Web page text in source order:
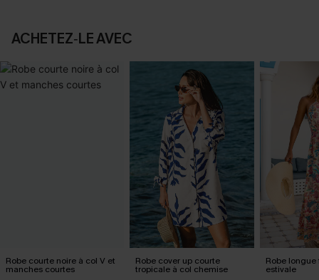
ACHETEZ‑LE AVEC
Robe courte noire à col V et
manches courtes
Robe cover up courte
tropicale à col chemise
Robe
estivale